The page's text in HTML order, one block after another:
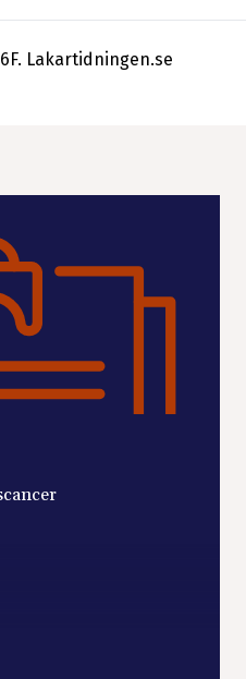
Lakartidningen.se